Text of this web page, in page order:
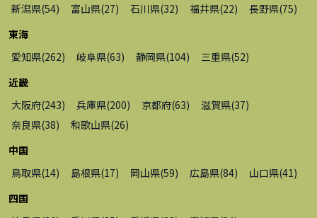
新潟県(54) 富山県(27) 石川県(32) 福井県(22) 長野県(75)
東海
愛知県(262) 岐阜県(63) 静岡県(104) 三重県(52)
近畿
大阪府(243) 兵庫県(200) 京都府(63) 滋賀県(37)
奈良県(38) 和歌山県(26)
中国
鳥取県(14) 島根県(17) 岡山県(59) 広島県(84) 山口県(41)
四国